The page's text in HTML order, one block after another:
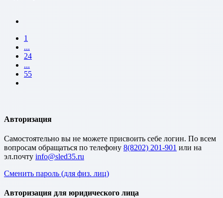
1
...
24
...
55
Авторизация
Cамостоятельно вы не можете присвоить себе логин. По всем
вопросам обращаться по телефону 8(8202) 201-901 или на
эл.почту
Сменить пароль (для физ. лиц)
Авторизация для юридического лица